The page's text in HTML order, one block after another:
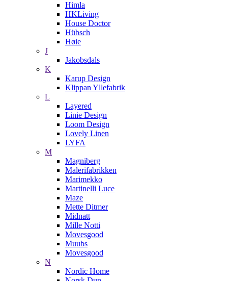
Himla
HKLiving
House Doctor
Hübsch
Høie
J
Jakobsdals
K
Karup Design
Klippan Yllefabrik
L
Layered
Linie Design
Loom Design
Lovely Linen
LYFA
M
Magniberg
Malerifabrikken
Marimekko
Martinelli Luce
Maze
Mette Ditmer
Midnatt
Mille Notti
Movesgood
Muubs
Movesgood
N
Nordic Home